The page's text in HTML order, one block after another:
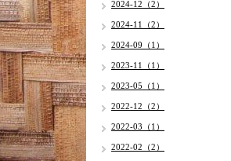
2024-12（2）
2024-11（2）
2024-09（1）
2023-11（1）
2023-05（1）
2022-12（2）
2022-03（1）
2022-02（2）